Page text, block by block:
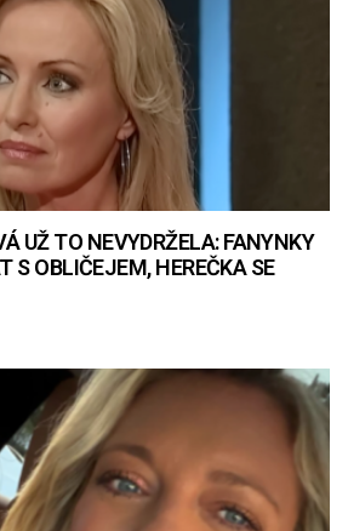
UŽ TO NEVYDRŽELA: FANYNKY
S OBLIČEJEM, HEREČKA SE